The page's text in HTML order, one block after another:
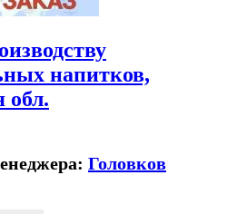
напитков,
обл.
Головков